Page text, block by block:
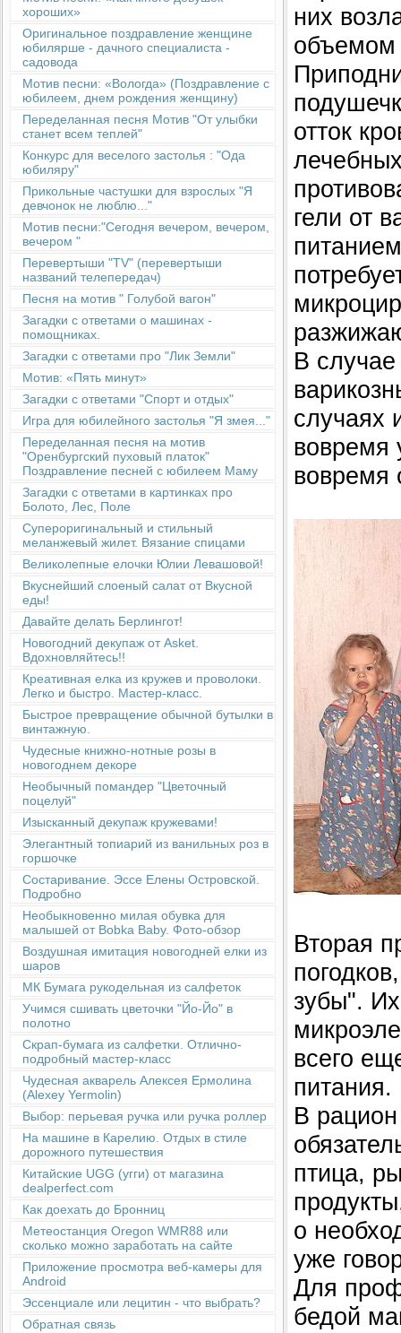
хороших»
Оригинальное поздравление женщине
юбилярше - дачного специалиста -
садовода
Мотив песни: «Вологда» (Поздравление с
юбилеем, днем рождения женщину)
Переделанная песня Мотив "От улыбки
станет всем теплей"
Конкурс для веселого застолья : "Ода
юбиляру"
Прикольные частушки для взрослых "Я
девчонок не люблю..."
Мотив песни:"Сегодня вечером, вечером,
вечером "
Перевертыши "TV" (перевертыши
названий телепередач)
Песня на мотив " Голубой вагон"
Загадки с ответами о машинах -
помощниках.
Загадки с ответами про "Лик Земли"
Мотив: «Пять минут»
Загадки с ответами "Спорт и отдых"
Игра для юбилейного застолья "Я змея..."
Переделанная песня на мотив
"Оренбургский пуховый платок"
Поздравление песней с юбилеем Маму
Загадки с ответами в картинках про
Болото, Лес, Поле
Супероригинальный и стильный
меланжевый жилет. Вязание спицами
Великолепные елочки Юлии Левашовой!
Вкуснейший слоеный салат от Вкусной
еды!
Давайте делать Берлингот!
Новогодний декупаж от Asket.
Вдохновляйтесь!!
Креативная елка из кружев и проволоки.
Легко и быстро. Мастер-класс.
Быстрое превращение обычной бутылки в
винтажную.
Чудесные книжно-нотные розы в
новогоднем декоре
Необычный помандер "Цветочный
поцелуй"
Изысканный декупаж кружевами!
Элегантный топиарий из ванильных роз в
горшочке
Состаривание. Эссе Елены Островской.
Подробно
Необыкновенно милая обувка для
малышей от Bobka Baby. Фото-обзор
Воздушная имитация новогодней елки из
шаров
МК Бумага рукодельная из салфеток
Учимся сшивать цветочки "Йо-Йо" в
полотно
Скрап-бумага из салфетки. Отлично-
подробный мастер-класс
Чудесная акварель Алексея Ермолина
(Alexey Yermolin)
Выбор: перьевая ручка или ручка роллер
На машине в Карелию. Отдых в стиле
дорожного путешествия
Китайские UGG (угги) от магазина
dealperfect.com
Как доехать до Бронниц
Метеостанция Oregon WMR88 или
сколько можно заработать на сайте
Приложение просмотра веб-камеры для
Android
Эссенциале или лецитин - что выбрать?
Обратная связь
них
объемом
отток
гели от
В
случаях
вовремя
вовремя
Вторая
зубы". Их
всего
питания.
В
птица,
о
уже
Для
бедой